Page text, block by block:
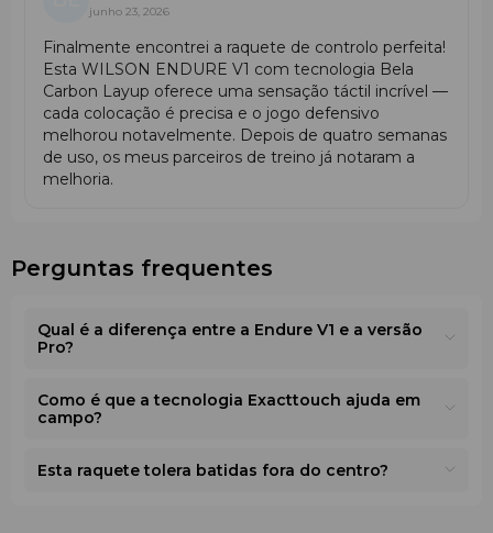
junho 23, 2026
Finalmente encontrei a raquete de controlo perfeita!
Esta WILSON ENDURE V1 com tecnologia Bela
Carbon Layup oferece uma sensação táctil incrível —
cada colocação é precisa e o jogo defensivo
melhorou notavelmente. Depois de quatro semanas
de uso, os meus parceiros de treino já notaram a
melhoria.
Perguntas frequentes
Qual é a diferença entre a Endure V1 e a versão
Pro?
Como é que a tecnologia Exacttouch ajuda em
campo?
Esta raquete tolera batidas fora do centro?